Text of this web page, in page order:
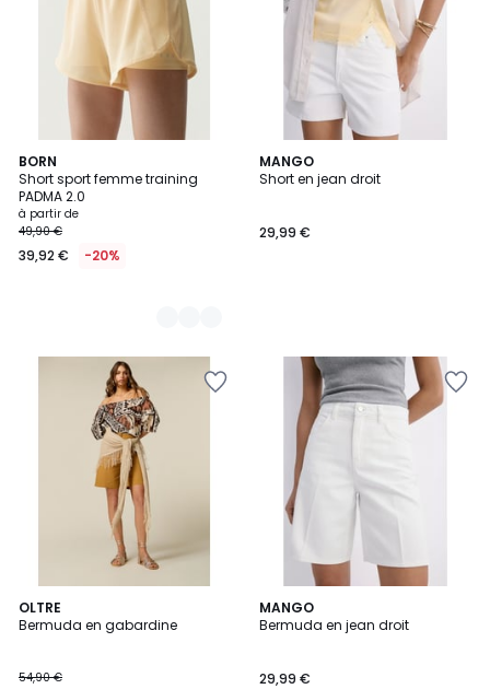
BORN
Short sport femme training
PADMA 2.0
à partir de
49,90 €
39,92 € -20%
7
Couleurs
MANGO
Short en jean droit
29,99 €
OLTRE
Bermuda en gabardine
54,90 €
2
Couleurs
MANGO
Bermuda en jean droit
29,99 €